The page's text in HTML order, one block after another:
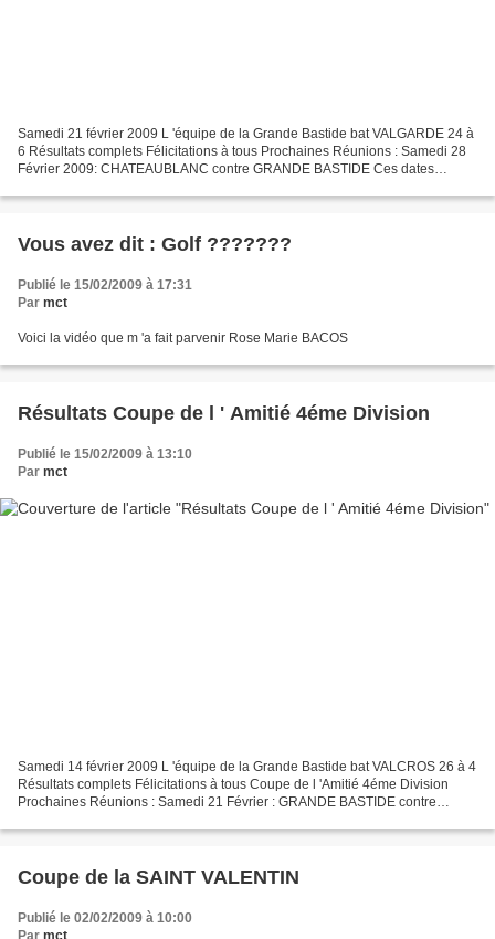
Samedi 21 février 2009 L 'équipe de la Grande Bastide bat VALGARDE 24 à
6 Résultats complets Félicitations à tous Prochaines Réunions : Samedi 28
Février 2009: CHATEAUBLANC contre GRANDE BASTIDE Ces dates
Vous avez dit : Golf ???????
Publié le 15/02/2009 à 17:31
Par mct
Voici la vidéo que m 'a fait parvenir Rose Marie BACOS
Résultats Coupe de l ' Amitié 4éme Division
Publié le 15/02/2009 à 13:10
Par mct
Samedi 14 février 2009 L 'équipe de la Grande Bastide bat VALCROS 26 à 4
Résultats complets Félicitations à tous Coupe de l 'Amitié 4éme Division
Prochaines Réunions : Samedi 21 Février : GRANDE BASTIDE contre
Coupe de la SAINT VALENTIN
Publié le 02/02/2009 à 10:00
Par mct